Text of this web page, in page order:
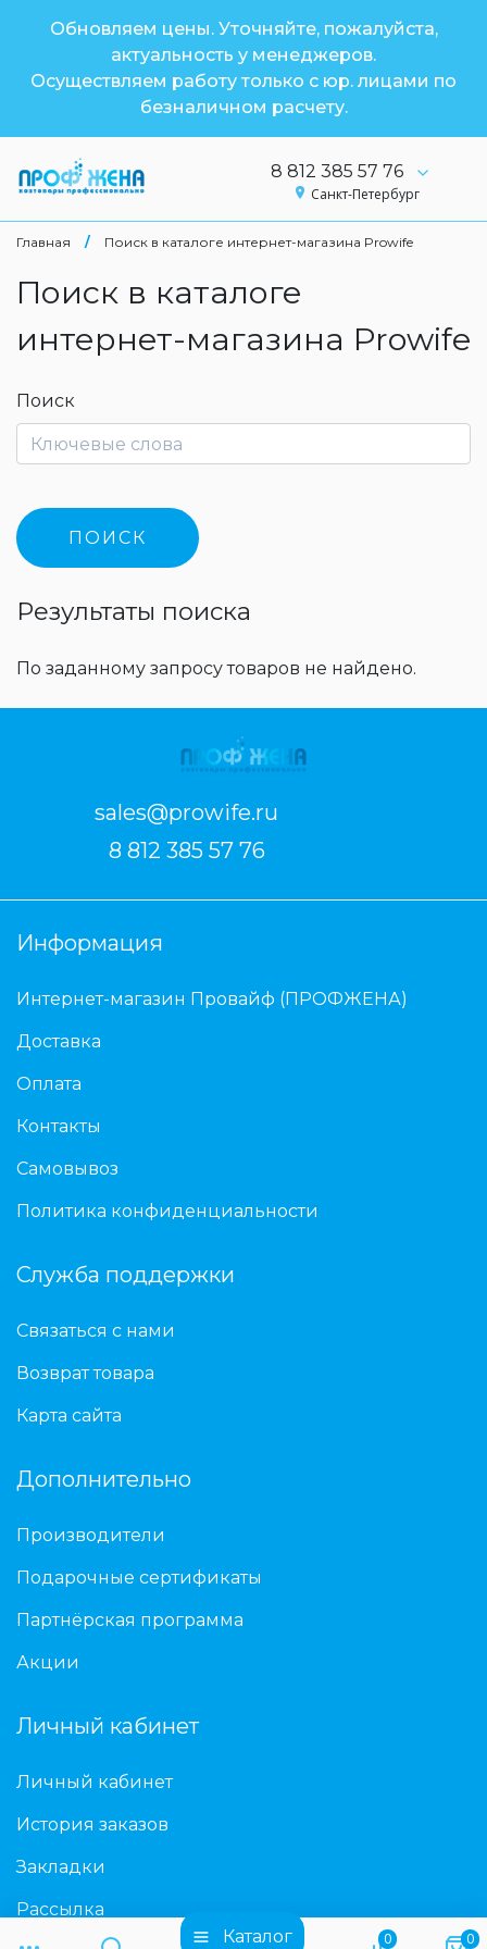
Обновляем цены. Уточняйте, пожалуйста,
актуальность у менеджеров.
Осуществляем работу только с юр. лицами по
безналичном расчету.
8 812 385 57 76
Санкт-Петербург
Каталог 0 0
Главная / Поиск в каталоге интернет-магазина Prowife
Поиск в каталоге
интернет-магазина Prowife
Поиск
Результаты поиска
По заданному запросу товаров не найдено.
sales@prowife.ru
8 812 385 57 76
Информация
Интернет-магазин Провайф (ПРОФЖЕНА)
Доставка
Оплата
Контакты
Самовывоз
Политика конфиденциальности
Служба поддержки
Связаться с нами
Возврат товара
Карта сайта
Дополнительно
Производители
Подарочные сертификаты
Партнёрская программа
Акции
Личный кабинет
Личный кабинет
История заказов
Закладки
Рассылка